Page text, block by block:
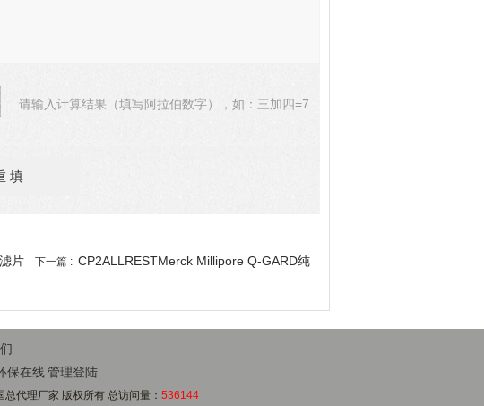
请输入计算结果（填写阿拉伯数字），如：三加四=7
片 下一篇 : CP2ALLRESTMerck Millipore Q-GARD纯
保在线 管理登陆
代理厂家 版权所有 总访问量： 536144